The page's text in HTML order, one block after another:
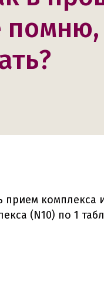
комплекса
(N10) по 1